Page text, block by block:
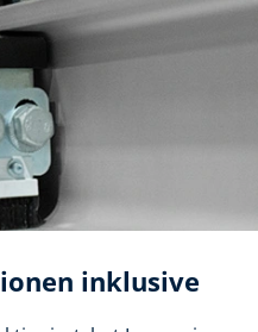
inklusive